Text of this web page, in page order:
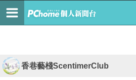
香巷藝棧ScentimerClub